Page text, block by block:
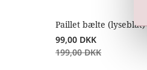
Paillet bælte (lyseblåt)
99,00 DKK
199,00 DKK